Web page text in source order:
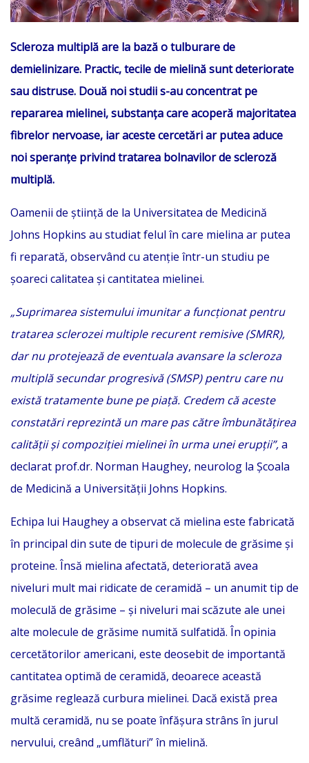
Scleroza multiplă are la bază o tulburare de
demielinizare. Practic, tecile de mielină sunt deteriorate
sau distruse. Două noi studii s-au concentrat pe
repararea mielinei, substanța care acoperă majoritatea
fibrelor nervoase, iar aceste cercetări ar putea aduce
noi speranțe privind tratarea bolnavilor de scleroză
multiplă.
Oamenii de știință de la Universitatea de Medicină
Johns Hopkins au studiat felul în care mielina ar putea
fi reparată, observând cu atenție într-un studiu pe
șoareci calitatea și cantitatea mielinei.
„Suprimarea sistemului imunitar a funcționat pentru
tratarea sclerozei multiple recurent remisive (SMRR),
dar nu protejează de eventuala avansare la scleroza
multiplă secundar progresivă (SMSP) pentru care nu
există tratamente bune pe piață. Credem că aceste
constatări reprezintă un mare pas către îmbunătățirea
calității și compoziției mielinei în urma unei erupții”,a
declarat prof.dr. Norman Haughey, neurolog la Școala
de Medicină a Universității Johns Hopkins.
Echipa lui Haughey a observat că mielina este fabricată
în principal din sute de tipuri de molecule de grăsime și
proteine. Însă mielina afectată, deteriorată avea
niveluri mult mai ridicate de ceramidă – un anumit tip de
moleculă de grăsime – și niveluri mai scăzute ale unei
alte molecule de grăsime numită sulfatidă. În opinia
cercetătorilor americani, este deosebit de importantă
cantitatea optimă de ceramidă, deoarece această
grăsime reglează curbura mielinei. Dacă există prea
multă ceramidă, nu se poate înfășura strâns în jurul
nervului, creând „umflături” în mielină.